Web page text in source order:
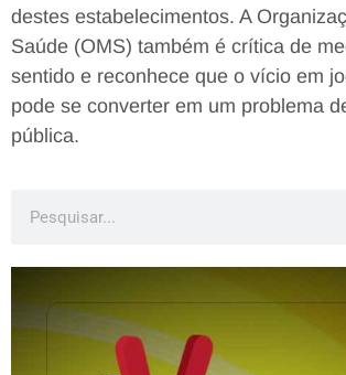
destes estabelecimentos. A
Saúde (OMS) também é crítica de
sentido e reconhece que o vício em
pode se converter em um problema
pública.